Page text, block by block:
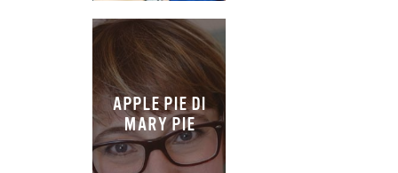
APPLE PIE DI
MARY PIE